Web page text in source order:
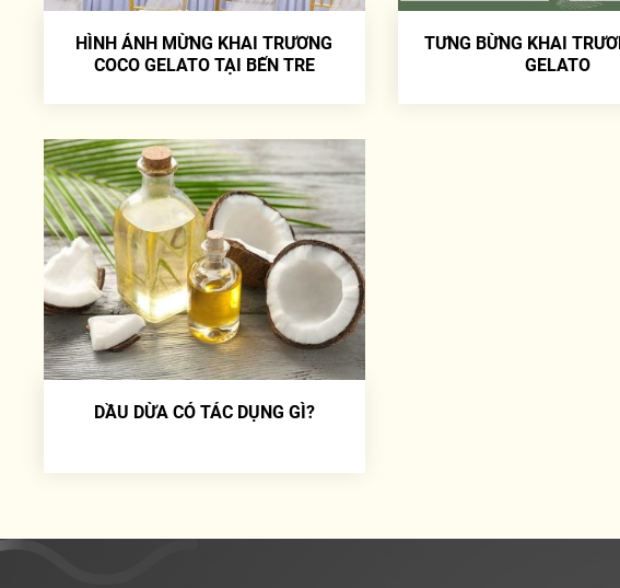
HÌNH ẢNH MỪNG KHAI TRƯƠNG
COCO GELATO TẠI BẾN TRE
TƯNG BỪNG KHAI
GELATO
DẦU DỪA CÓ TÁC DỤNG GÌ?